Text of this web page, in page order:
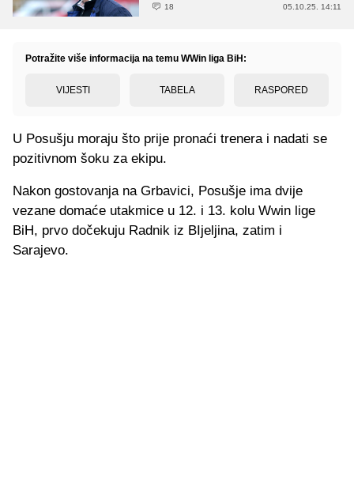
18 05.10.25. 14:11
Potražite više informacija na temu WWin liga BiH:
VIJESTI TABELA RASPORED
U Posušju moraju što prije pronaći trenera i nadati se
pozitivnom šoku za ekipu.
Nakon gostovanja na Grbavici, Posušje ima dvije
vezane domaće utakmice u 12. i 13. kolu Wwin lige
BiH, prvo dočekuju Radnik iz BIjeljina, zatim i
Sarajevo.